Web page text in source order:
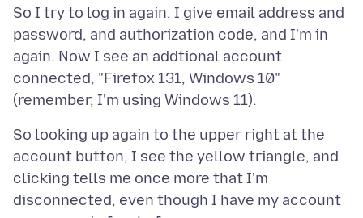
So I try to log in again. I give email address and
password, and authorization code, and I'm in
again. Now I see an addtional account
connected, "Firefox 131, Windows 10"
So looking up again to the upper right at the
account button, I see the yellow triangle, and
clicking tells me once more that I'm
disconnected, even though I have my account